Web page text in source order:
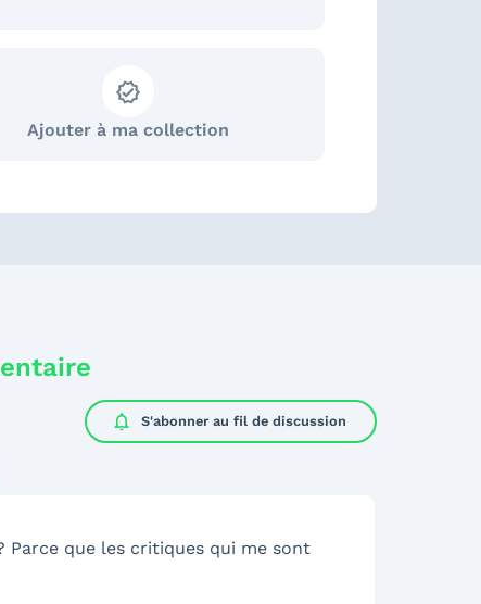
Ajouter à ma collection
notifications S'abonner au fil de discussion
Parce que les critiques qui me sont